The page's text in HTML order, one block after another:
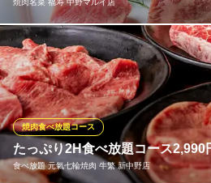
中野の絶品ホルモン焼肉
ＪＲ中央線中野駅 徒歩4分
東京都中野区中野5-55-13 シカトル中野2F
焼肉名菜 福寿 中野マルイ店
本格黒毛和牛焼肉をお手軽に♪前菜や
御膳スタイルで福寿の焼肉をご堪能♪
帰り、ちょっとした夕飯など、お一
みいただける福寿の黒毛和牛膳はいか
焼肉名菜 福寿 中野マルイ店
黒毛和牛・個室・記念日
ＪＲ中央線中野駅南口 徒歩1分
たっぷり2H食べ放題コース2,990
食べ放題 元氣七輪焼肉 牛繁 新中野店
焼肉食べ放題コース